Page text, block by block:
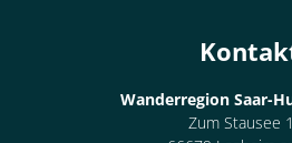
Wanderregion Saar-
Zum Stausee